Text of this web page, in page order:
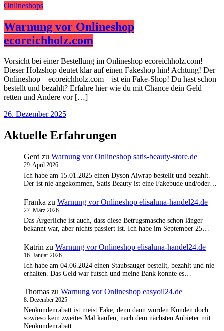
Onlineshops
Warnung vor Onlineshop
ecoreichholz.com
Vorsicht bei einer Bestellung im Onlineshop ecoreichholz.com!
Dieser Holzshop deutet klar auf einen Fakeshop hin! Achtung! Der
Onlineshop – ecoreichholz.com – ist ein Fake-Shop! Du hast schon
bestellt und bezahlt? Erfahre hier wie du mit Chance dein Geld
retten und Andere vor […]
26. Dezember 2025
Aktuelle Erfahrungen
Gerd zu Warnung vor Onlineshop satis-beauty-store.de
29. April 2026
Ich habe am 15.01.2025 einen Dyson Aiwrap bestellt und bezahlt.
Der ist nie angekommen, Satis Beauty ist eine Fakebude und/oder…
Franka zu Warnung vor Onlineshop elisaluna-handel24.de
27. März 2026
Das Ärgerliche ist auch, dass diese Betrugsmasche schon länger
bekannt war, aber nichts passiert ist. Ich habe im September 25…
Katrin zu Warnung vor Onlineshop elisaluna-handel24.de
16. Januar 2026
Ich habe am 04.06.2024 einen Staubsauger bestellt, bezahlt und nie
erhalten. Das Geld war futsch und meine Bank konnte es…
Thomas zu Warnung vor Onlineshop easyoil24.de
8. Dezember 2025
Neukundenrabatt ist meist Fake, denn dann würden Kunden doch
sowieso kein zweites Mal kaufen, nach dem nächsten Anbieter mit
Neukundenrabatt…